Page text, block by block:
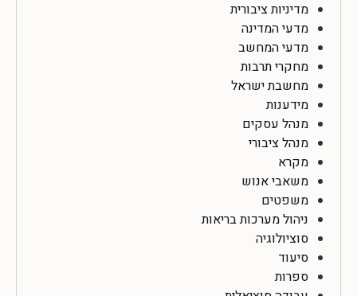
מדיניות ציבורית
מדעי המדינה
מדעי המחשב
מחקרי תרבות
מחשבת ישראל
מידענות
מנהל עסקים
מנהל ציבורי
מקרא
משאבי אנוש
משפטים
ניהול מערכות בריאות
סוציולוגיה
סיעוד
ספרות